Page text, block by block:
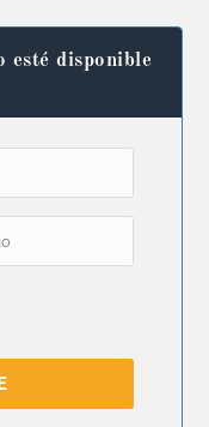
esté disponible